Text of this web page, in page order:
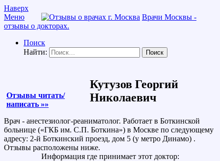
Наверх
Меню
Врачи Москвы -
отзывы о докторах.
Поиск
Найти:
Отзывы читать/
написать »»
Кутузов Георгий
Николаевич
Врач - анестезиолог-реаниматолог. Работает в Боткинской
больнице («ГКБ им. С.П. Боткина») в Москве по следующему
адресу: 2-й Боткинский проезд, дом 5 (у метро Динамо) .
Отзывы расположены ниже.
Информация где принимает этот доктор: